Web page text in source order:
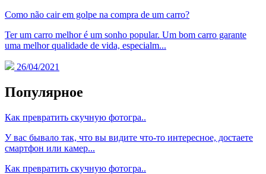
Como não cair em golpe na compra de um carro?
Ter um carro melhor é um sonho popular. Um bom carro garante
uma melhor qualidade de vida, especialm...
26/04/2021
Популярное
Как превратить скучную фотогра..
У вас бывало так, что вы видите что-то интересное, достаете
смартфон или камер...
Как превратить скучную фотогра..